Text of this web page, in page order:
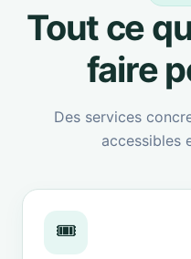
Tout ce
faire
Des services
accessibles
🎟️